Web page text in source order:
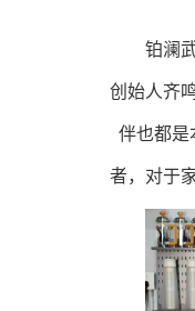
铂澜
创始人齐
伴也都是
者，对于